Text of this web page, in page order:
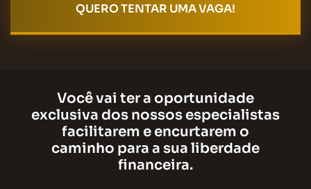
QUERO TENTAR UMA VAGA!
Você vai ter a oportunidade
exclusiva dos nossos especialistas
facilitarem e encurtarem o
caminho para a sua liberdade
financeira.